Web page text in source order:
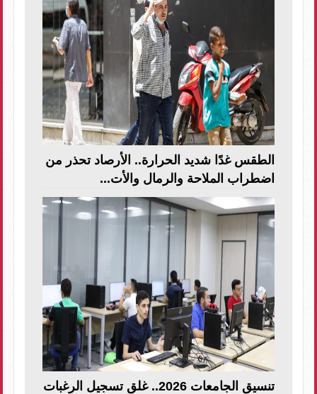
الطقس غدًا شديد الحرارة.. الأرصاد تحذر من
اضطراب الملاحة والرمال والأت...
تنسيق الجامعات 2026.. غلق تسجيل الرغبات